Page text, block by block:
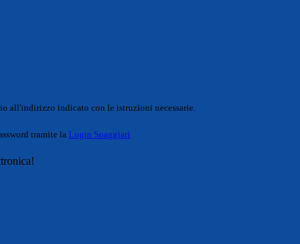
all'indirizzo indicato con le istruzioni necessarie.
tramite la Login Spaggiari